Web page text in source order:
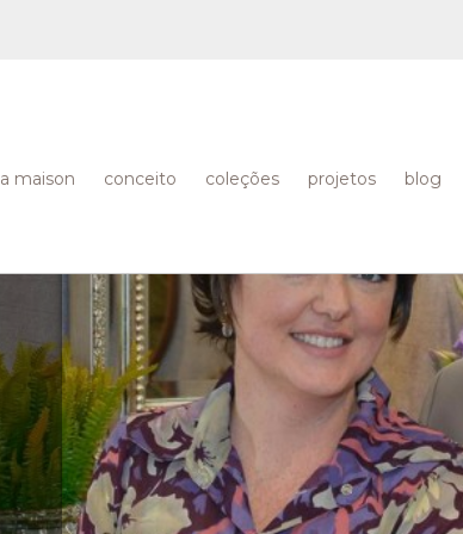
a maison conceito coleções projetos blog